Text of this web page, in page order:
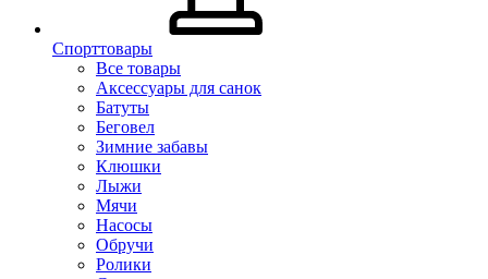
Спорттовары
Все товары
Аксессуары для санок
Батуты
Беговел
Зимние забавы
Клюшки
Лыжи
Мячи
Насосы
Обручи
Ролики